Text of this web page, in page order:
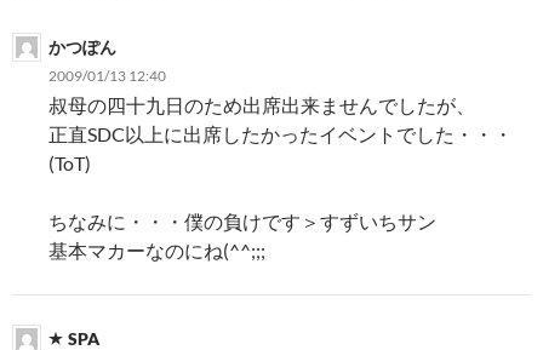
ン かつぽん
2009/01/13 12:40
叔母の四十九日のため出席出来ませんでしたが、
正直SDC以上に出席したかったイベントでした・・・
(ToT)
ちなみに・・・僕の負けです＞すずいちサン
基本マカーなのにね(^^;;;
SPA